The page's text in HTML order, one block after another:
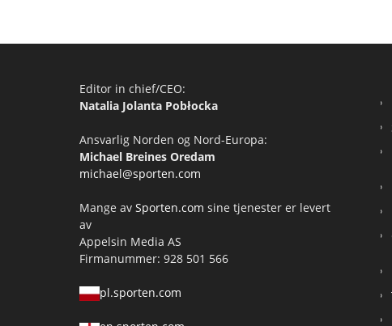
Editor in chief/CEO:
Natalia Jolanta Pobłocka
Ansvarlig Norden og Nord-Europa:
Michael Breines Oredam
michael@sporten.com
Mange av Sporten.com sine tjenester er levert
av
Appelsin Media AS
Firmanummer: 928 501 566
pl.sporten.com